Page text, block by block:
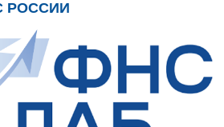
РОССИИ